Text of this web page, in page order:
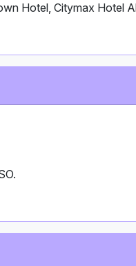
Hotel, Citymax Hotel